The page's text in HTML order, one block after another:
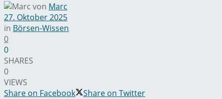
von Marc
27. Oktober 2025
in Börsen-Wissen
0
0
SHARES
0
VIEWS
Share on Facebook
Share on Twitter